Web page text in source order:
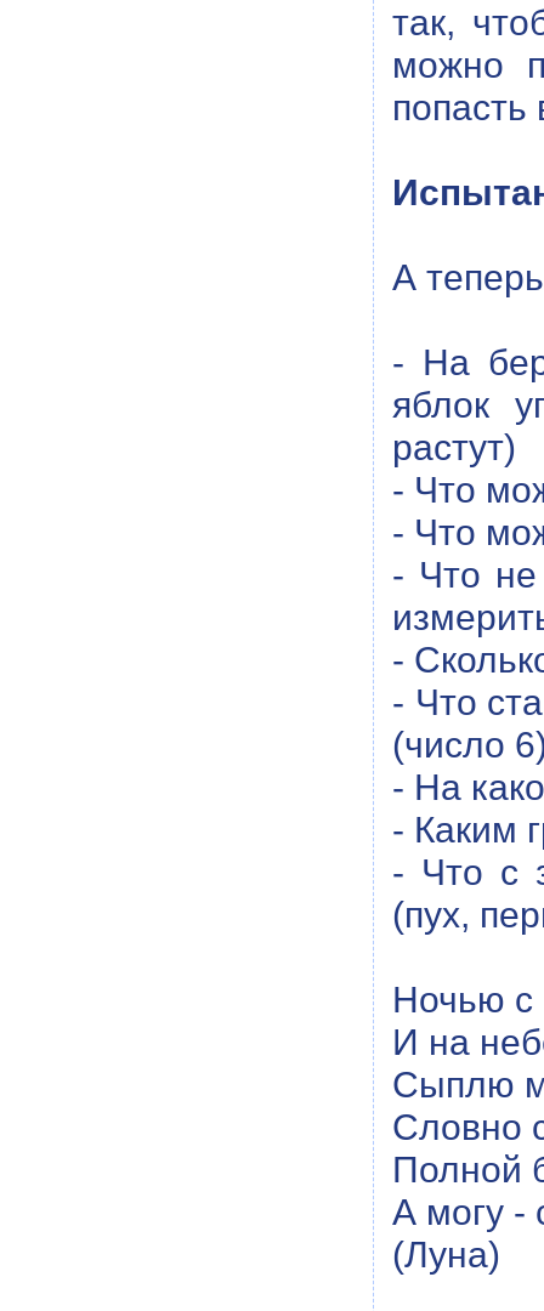
так,
можно
попасть
А
- На
яблок
растут)
- Что
- Что
- Что
-
- Что
(число
- На
- Каким
- Что с
(пух,
Ночью
И на
Сыплю
Словно
Полной
А могу -
(Луна)